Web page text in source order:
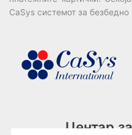
CaSys системот за
Центар